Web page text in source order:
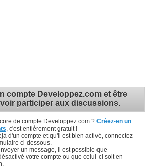
compte Developpez.com et être
participer aux discussions.
de compte Developpez.com ? Créez-en un
, c'est entièrement gratuit !
d'un compte et qu'il est bien activé, connectez-
ci-dessous.
un message, il est possible que
votre compte ou que celui-ci soit en